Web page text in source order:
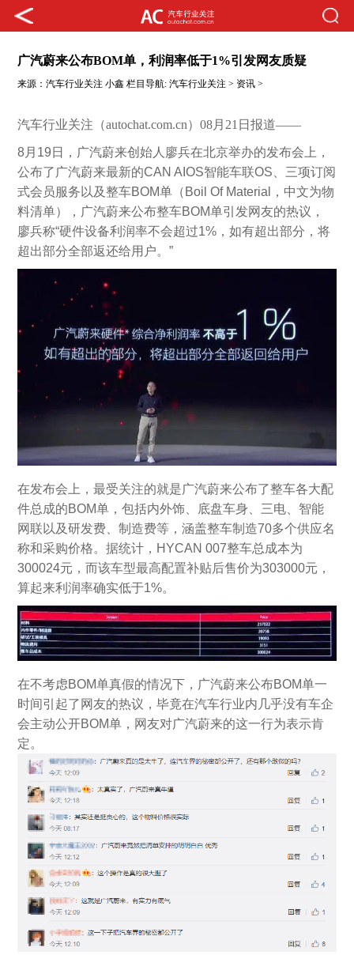
广汽蔚来公布BOM单，利润率低于1%引发网友质疑
来源：汽车行业关注 小鑫 栏目导航:汽车行业关注 > 资讯 >
汽车行业关注（autochat.com.cn）08月21日报道——
8月19日，广汽蔚来创始人廖兵在北京举办的发布会上，
公布了广汽蔚来最新的CAN AIOS智能车联OS、三项订阅
式会员服务以及整车BOM单（Boil Of Material，中文为物
料清单），广汽蔚来公布整车BOM单引发网友的热议，
廖兵称“硬件设备利润率不会超过1%，如有超出部分，将
超出部分全部返还给用户。”
在发布会上，最受关注的就是广汽蔚来公布了整车各大配
件总成的BOM单，包括内外饰、底盘车身、三电、智能
网联以及研发费、制造费等，涵盖整车制造70多个供应名
称和采购价格。据统计，HYCAN 007整车总成本为
300024元，而该车型最高配置补贴后售价为303000元，
算起来利润率确实低于1%。
在不考虑BOM单真假的情况下，广汽蔚来公布BOM单一
时间引起了网友的热议，毕竟在汽车行业内几乎没有车企
会主动公开BOM单，网友对广汽蔚来的这一行为表示肯
定。